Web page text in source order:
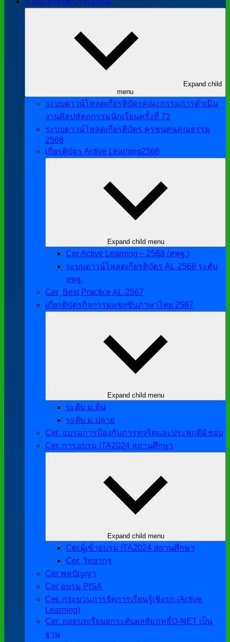
Expand child
menu
ระบบดาวน์โหลดเกียรติบัตรคณะกรรมการดำเนิน
งานศิลปหัตถกรรมนักเรียนครั้งที่ 73
ระบบดาวน์โหลดเกียรติบัตร คุรุชนคนคุณธรรม
2568
เกียรติบัตร Active Learning2568
Expand child menu
Cer Active Learning – 2568 (สพฐ.)
ระบบดาวน์โหลดเกียรติบัตร AL-2568 ระดับ
สพฐ.
Cer ฺ Best Practice AL-2567
เกียรติบัตรกิจกรรมแข่งขันภาษาไทย 2567
Expand child menu
ระดับ ม.ต้น
ระดับ ม.ปลาย
Cer. อบรมการป้องกันการทุจริตและประพฤติมิชอบ
Cer. การอบรม ITA2024 สถานศึกษา
Expand child menu
Cer.ผู้เข้าอบรม ITA2024 สถานศึกษา
Cer. วิทยากร
Cer พหุปัญญา
Cer อบรม PISA
Cer. กระบวนการจัดการเรียนรู้เชิงรุก (Active
Learning)
Cer. ถอดบทเรียนยกระดับผลสัมฤทธิ์O-NET เป็น
ฐาน